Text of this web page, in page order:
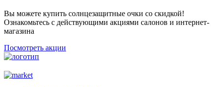
Вы можете купить солнцезащитные очки со скидкой!
Ознакомьтесь с действующими акциями салонов и интернет-
магазина
Посмотреть акции